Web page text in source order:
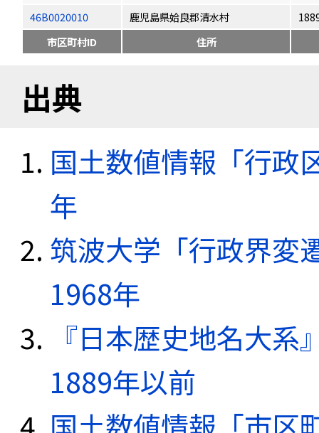
46B0020010
鹿児島県姶良郡清水村
市区町村ID
住所
出典
国土数値情報「行政
年
筑波大学「行政界変
1968年
『日本歴史地名大
1889年以前
国土数値情報「市区